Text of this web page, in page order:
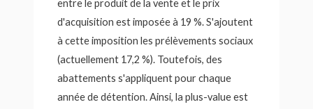
entre le produit de la vente et le prix
d'acquisition est imposée à 19 %. S'ajoutent
à cette imposition les prélèvements sociaux
(actuellement 17,2 %). Toutefois, des
abattements s'appliquent pour chaque
année de détention. Ainsi, la plus-value est